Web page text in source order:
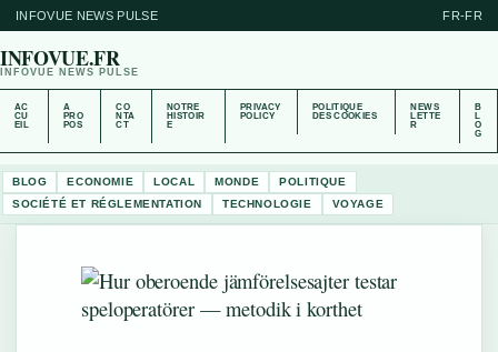
INFOVUE NEWS PULSE FR-FR
INFOVUE.FR
INFOVUE NEWS PULSE
AC
CU
EIL
A
PRO
POS
CO
NTA
CT
NOTRE
HISTOIR
E
PRIVACY
POLICY
POLITIQUE
DES COOKIES
NEWS
LETTE
R
B
L
O
G
BLOG ECONOMIE LOCAL MONDE
POLITIQUE
SOCIÉTÉ ET RÉGLEMENTATION
TECHNOLOGIE VOYAGE